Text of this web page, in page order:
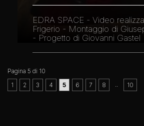
EDRA SPACE - Video
Frigerio - Montaggio di
- Progetto di Giovanni Gastel
Pagina 5 di 10
1
2 3 4 5 6 7 8 10